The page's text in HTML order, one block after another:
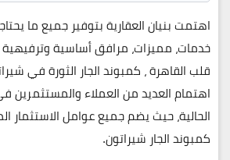
اهتمت بنيان العقارية بتوفير جميع ما
خدمات، مميزات، مرافق أساسية
قلب القاهرة ، كمبوند الجار الثورة في
اهتمام العديد من العملاء
الحالية، حيث يضم جميع عوامل
كمبوند الجار شيراتون.